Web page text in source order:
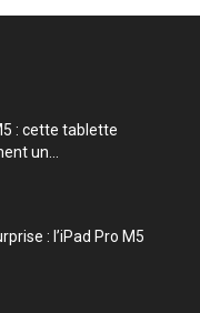
: cette tablette
un...
: l’iPad Pro M5